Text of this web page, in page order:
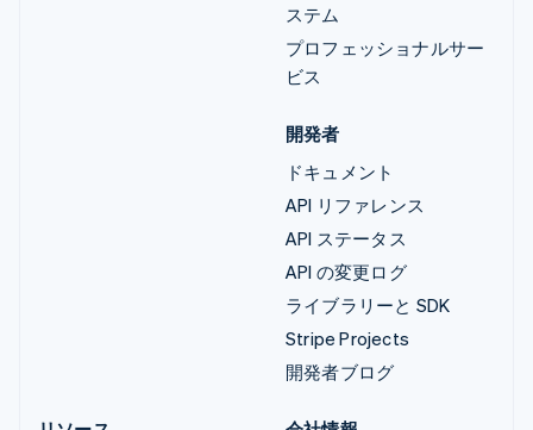
ステム
プロフェッショナルサー
ビス
開発者
ドキュメント
API リファレンス
API ステータス
API の変更ログ
ライブラリーと SDK
Stripe Projects
開発者ブログ